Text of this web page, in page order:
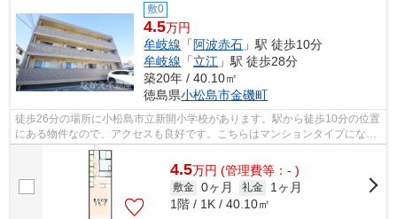
敷0
4.5万円
牟岐線 「阿波赤石 」駅 徒歩10分
牟岐線 「立江 」駅 徒歩28分
築20年 / 40.10㎡
徳島県小松島市金磯町
徒歩26分の場所に小松島市立新開小学校があります。駅から徒歩10分の位置
にある物件なので、アクセスも良好です。こちらはマンションタイプになり
ます。多種多様な物件を取り扱う当社...
4.5万円 (管理費等：- )
敷金 0ヶ月 礼金
1ヶ月
1階 / 1K / 40.10㎡